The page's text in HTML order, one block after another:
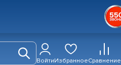
ВойтиИзбранноеСравнение